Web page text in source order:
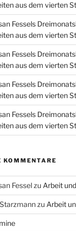
aus dem vierten
Fessels
aus dem vierten
Fessels
aus dem vierten
Fessels
aus dem vierten
Fessels
aus dem vierten
KOMMENTARE
Fesselzu Arbeit
zu Arbeit